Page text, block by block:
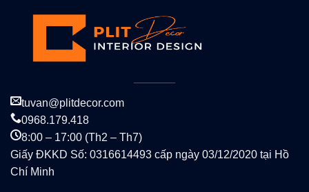
tuvan@plitdecor.com
0968.179.418
8:00 – 17:00 (Th2 – Th7)
Giấy ĐKKD Số: 0316614493 cấp ngày 03/12/2020 tại Hồ
Chí Minh